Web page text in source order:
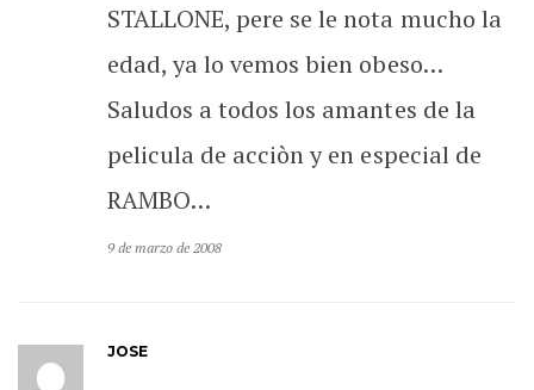
STALLONE, pere se le nota mucho la
edad, ya lo vemos bien obeso…
Saludos a todos los amantes de la
pelicula de acciòn y en especial de
RAMBO…
9 de marzo de 2008
JOSE